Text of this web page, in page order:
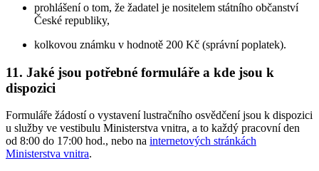
prohlášení o tom, že žadatel je nositelem státního občanství
České republiky,
kolkovou známku v hodnotě 200 Kč (správní poplatek).
11. Jaké jsou potřebné formuláře a kde jsou k
dispozici
Formuláře žádostí o vystavení lustračního osvědčení jsou k dispozici
u služby ve vestibulu Ministerstva vnitra, a to každý pracovní den
od 8:00 do 17:00 hod., nebo na internetových stránkách
Ministerstva vnitra.